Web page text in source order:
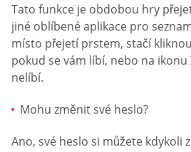
Tato funkce je obdobou hry
jiné oblíbené aplikace pro
místo přejetí prstem, stačí
pokud se vám líbí, nebo na ikonu
nelíbí.
Mohu změnit své heslo?
Ano, své heslo si můžete kdykoli